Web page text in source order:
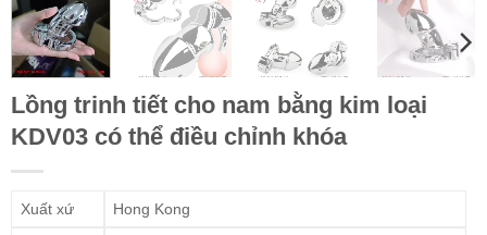
Lồng trinh tiết cho nam bằng kim loại
KDV03 có thể điều chỉnh khóa
Xuất xứ Hong Kong